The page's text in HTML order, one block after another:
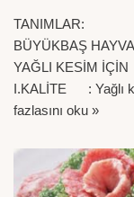
TANIMLAR:
BÜYÜKBAŞ
YAĞLI KESİM İÇİN
I.KALİTE : Yağlı
fazlasını oku »